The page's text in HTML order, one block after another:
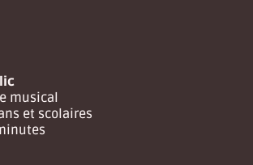
musical
et scolaires